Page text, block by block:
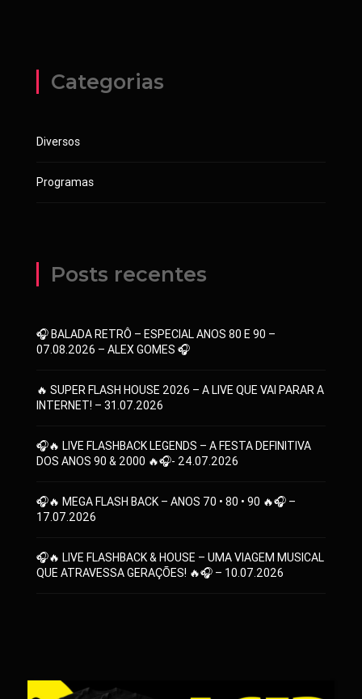
Categorias
Diversos
Programas
Posts recentes
🎧 BALADA RETRÔ – ESPECIAL ANOS 80 E 90 –
07.08.2026 – ALEX GOMES 🎧
🔥 SUPER FLASH HOUSE 2026 – A LIVE QUE VAI PARAR A
INTERNET! – 31.07.2026
🎧🔥 LIVE FLASHBACK LEGENDS – A FESTA DEFINITIVA
DOS ANOS 90 & 2000 🔥🎧- 24.07.2026
🎧🔥 MEGA FLASH BACK – ANOS 70 • 80 • 90 🔥🎧 –
17.07.2026
🎧🔥 LIVE FLASHBACK & HOUSE – UMA VIAGEM MUSICAL
QUE ATRAVESSA GERAÇÕES! 🔥🎧 – 10.07.2026